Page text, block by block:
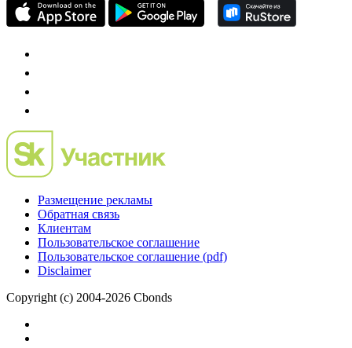
Размещение рекламы
Обратная связь
Клиентам
Пользовательское соглашение
Пользовательское соглашение (pdf)
Disclaimer
Copyright (c) 2004-2026 Cbonds